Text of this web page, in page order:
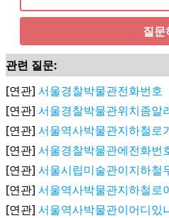
질문
관련 질문:
[연관] 서울경찰박물관전화번호
[연관] 서울경찰박물관위치좀알
[연관] 서울역사박물관지하철로
[연관] 서울경찰박물관에전화번
[연관] 서울시립미술관이지하철
[연관] 서울역사박물관지하철로
[연관] 서울역사박물관이어디있